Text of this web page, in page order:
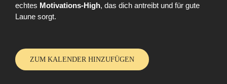
echtes Motivations-High, das dich antreibt und für gute
Laune sorgt.
ZUM KALENDER HINZUFÜGEN